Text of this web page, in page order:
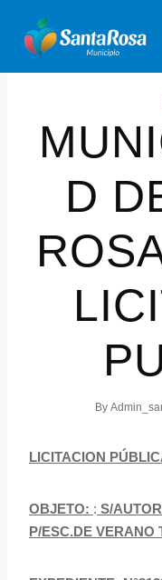
D
By
LICITACION
OBJETO: : S/
P/ESC.DE VERANO